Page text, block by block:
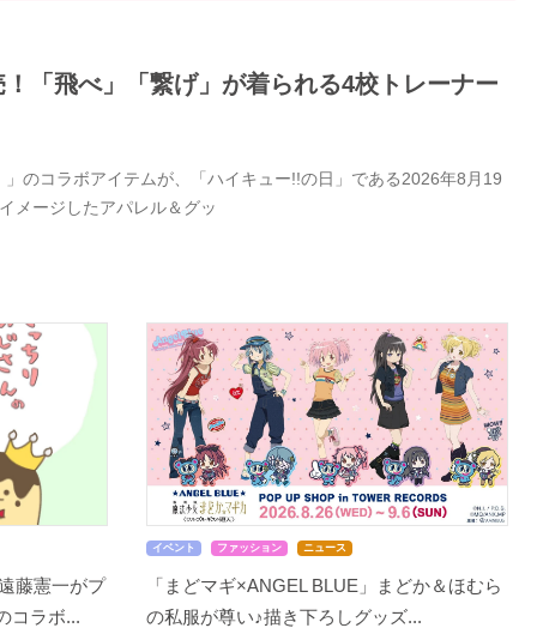
「飛べ」「繋げ」が着られる4校トレーナー
のコラボアイテムが、「ハイキュー!!の日」である2026年8月19
メージしたアパレル＆グッ
藤憲一がプ
コラボ...
イベント ファッション ニュース
「まどマギ×ANGEL BLUE」まどか＆ほむら
の私服が尊い♪描き下ろしグッズ...